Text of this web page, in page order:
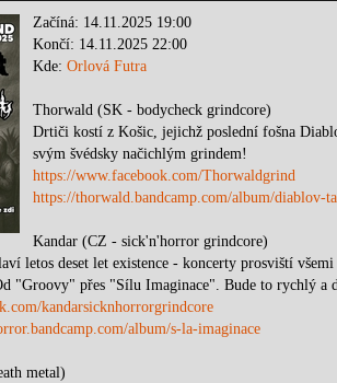
Začíná: 14.11.2025 19:00
Končí: 14.11.2025 22:00
Kde: Orlová Futra
Thorwald (SK - bodycheck grindcore)
Drtiči kostí z Košic, jejichž poslední fošna
svým švédsky načichlým grindem!
https://www.facebook.com/Thorwaldgrind
https://thorwald.bandcamp.com/album/diablov-
Kandar (CZ - sick'n'horror grindcore)
letos deset let existence - koncerty prosviští
"Groovy" přes "Sílu Imaginace". Bude to rychlý a
kandarsicknhorrorgrindcore
album/s-la-imaginace
metal)